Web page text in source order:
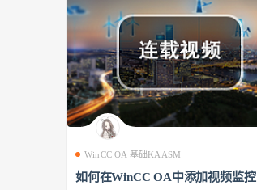
WinCC OA 基础KAASM
如何在WinCC OA中添加视频监控